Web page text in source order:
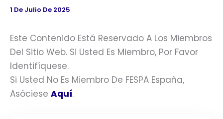
1 De Julio De 2025
Este Contenido Está Reservado A Los Miembros
Del Sitio Web. Si Usted Es Miembro, Por Favor
Identifíquese.
Si Usted No Es Miembro De FESPA España,
Asóciese Aquí.